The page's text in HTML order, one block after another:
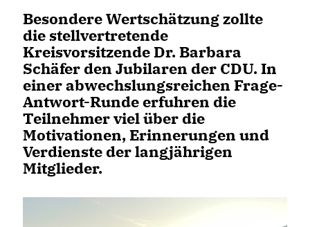
Besondere Wertschätzung zollte
die stellvertretende
Kreisvorsitzende Dr. Barbara
Schäfer den Jubilaren der CDU. In
einer abwechslungsreichen Frage-
Antwort-Runde erfuhren die
Teilnehmer viel über die
Motivationen, Erinnerungen und
Verdienste der langjährigen
Mitglieder.